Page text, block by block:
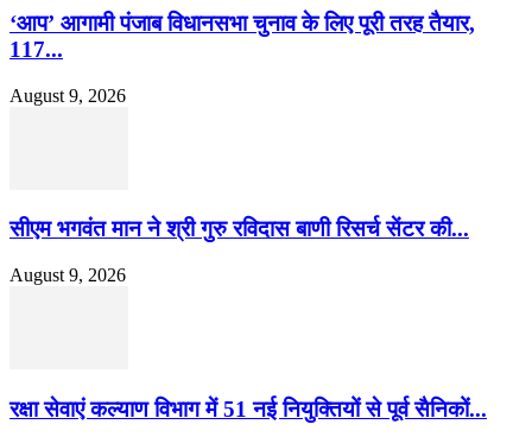
‘आप’ आगामी पंजाब विधानसभा चुनाव के लिए पूरी तरह तैयार,
117...
August 9, 2026
सीएम भगवंत मान ने श्री गुरु रविदास बाणी रिसर्च सेंटर की...
August 9, 2026
रक्षा सेवाएं कल्याण विभाग में 51 नई नियुक्तियों से पूर्व सैनिकों...